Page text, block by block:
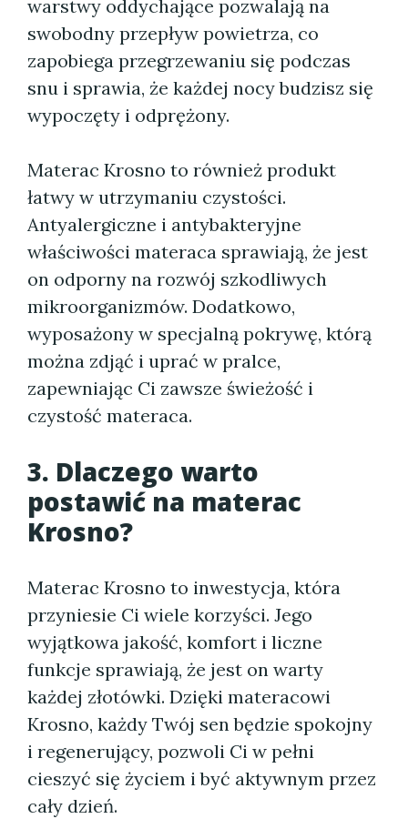
warstwy oddychające pozwalają na
swobodny przepływ powietrza, co
zapobiega przegrzewaniu się podczas
snu i sprawia, że każdej nocy budzisz się
wypoczęty i odprężony.
Materac Krosno to również produkt
łatwy w utrzymaniu czystości.
Antyalergiczne i antybakteryjne
właściwości materaca sprawiają, że jest
on odporny na rozwój szkodliwych
mikroorganizmów. Dodatkowo,
wyposażony w specjalną pokrywę, którą
można zdjąć i uprać w pralce,
zapewniając Ci zawsze świeżość i
czystość materaca.
3. Dlaczego warto
postawić na materac
Krosno?
Materac Krosno to inwestycja, która
przyniesie Ci wiele korzyści. Jego
wyjątkowa jakość, komfort i liczne
funkcje sprawiają, że jest on warty
każdej złotówki. Dzięki materacowi
Krosno, każdy Twój sen będzie spokojny
i regenerujący, pozwoli Ci w pełni
cieszyć się życiem i być aktywnym przez
cały dzień.